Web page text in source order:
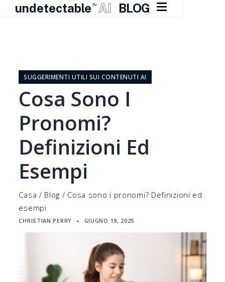
undetectable TM AI BLOG 
contenutoSUGGERIMENTI UTILI SUI CONTENUTI AI
Cosa Sono I
Pronomi?
Definizioni Ed
Esempi
Casa / Blog / Cosa sono i pronomi? Definizioni ed
esempi
CHRISTIAN PERRY ▪ GIUGNO 19, 2025